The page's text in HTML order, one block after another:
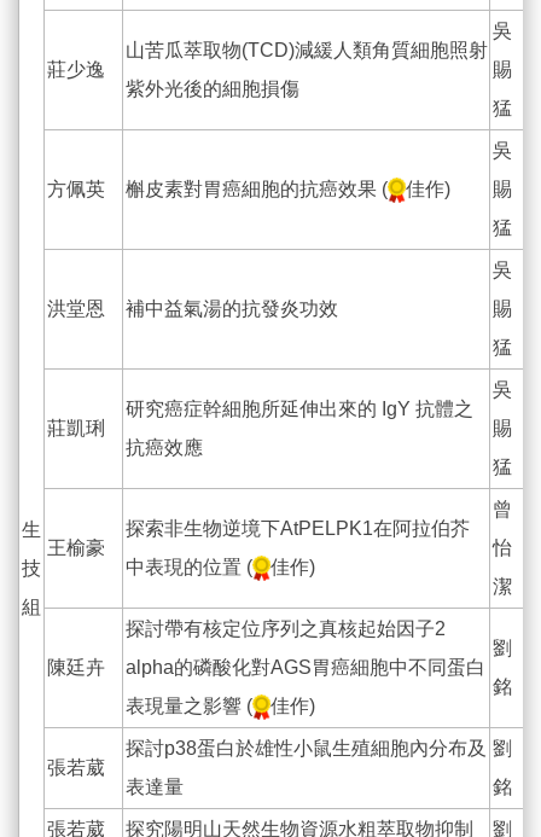
生
技
組
莊少逸
山苦瓜萃取物(TCD)減緩人類角質細胞照射
紫外光後的細胞損傷
吳
賜
猛
方佩英 槲皮素對胃癌細胞的抗癌效果 ( 佳作)
吳
賜
猛
洪堂恩 補中益氣湯的抗發炎功效
吳
賜
猛
莊凱琍
研究癌症幹細胞所延伸出來的 IgY 抗體之
抗癌效應
吳
賜
猛
王榆豪
探索非生物逆境下AtPELPK1在阿拉伯芥
中表現的位置 (
佳作)
曾
怡
潔
陳廷卉
探討帶有核定位序列之真核起始因子2
alpha的磷酸化對AGS胃癌細胞中不同蛋白
表現量之影響 (
佳作)
劉
銘
張若葳
探討p38蛋白於雄性小鼠生殖細胞內分布及
表達量
劉
銘
張若葳
探究陽明山天然生物資源水粗萃取物抑制
劉